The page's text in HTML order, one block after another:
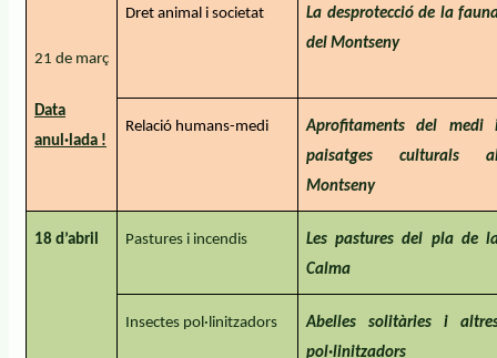
21 de març
Data
anul·lada !
Dret animal i societat
La desprotecció de la
del Montseny
Relació humans-medi
Aprofitaments del medi
paisatges culturals
Montseny
18 d’abril Pastures i incendis
Les pastures del pla de
Calma
Insectes pol·linitzadors
Abelles solitàries i
pol·linitzadors